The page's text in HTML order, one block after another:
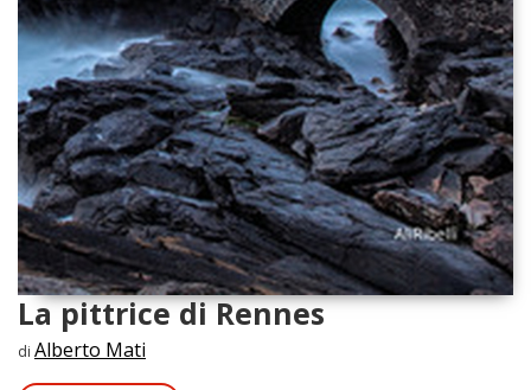
La pittrice di Rennes
di Alberto Mati